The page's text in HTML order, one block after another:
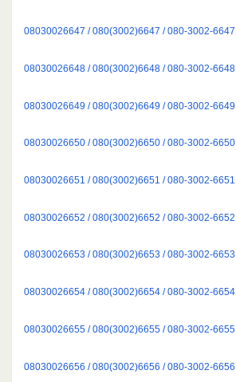
08030026647 / 080(3002)6647 / 080-3002-6647
08030026648 / 080(3002)6648 / 080-3002-6648
08030026649 / 080(3002)6649 / 080-3002-6649
08030026650 / 080(3002)6650 / 080-3002-6650
08030026651 / 080(3002)6651 / 080-3002-6651
08030026652 / 080(3002)6652 / 080-3002-6652
08030026653 / 080(3002)6653 / 080-3002-6653
08030026654 / 080(3002)6654 / 080-3002-6654
08030026655 / 080(3002)6655 / 080-3002-6655
08030026656 / 080(3002)6656 / 080-3002-6656